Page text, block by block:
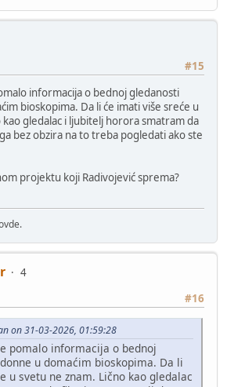
#15
informacija o bednoj gledanosti
bioskopima. Da li će imati više sreće u
gledalac i ljubitelj horora smatram da
bez obzira na to treba pogledati ako ste
projektu koji Radivojević sprema?
4
#16
on 31-03-2026, 01:59:28
pomalo informacija o bednoj
u domaćim bioskopima. Da li
u svetu ne znam. Lično kao gledalac